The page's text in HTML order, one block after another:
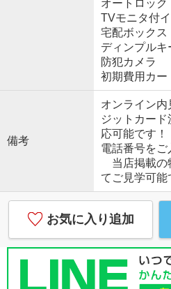
オートロック
TVモニタ付
宅配ボックス
ディンプルキ
防犯カメラ
初期費用カー
備考
オンライン内
ジットカー
応可能です
電話番号をご
当店掲載の
てご見学可能
お気に入り追加